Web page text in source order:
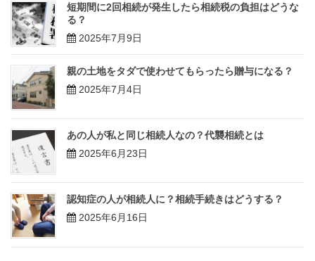
短期間に2回相続が発生したら相続税の負担はどうな
る？
2025年7月9日
親の土地をタダで使わせてもらったら贈与になる？
2025年7月4日
あの人が私と同じ相続人なの？代襲相続とは
2025年6月23日
認知症の人が相続人に？相続手続きはどうする？
2025年6月16日